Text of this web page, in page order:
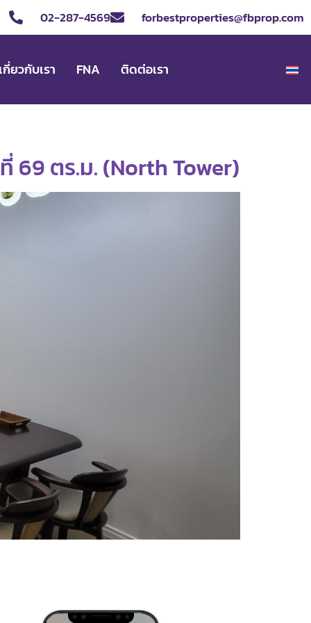
02-287-4569 forbestproperties@fbprop.com
กี่ยวกับเรา FNA ติดต่อเรา
69 ตร.ม. (North Tower)